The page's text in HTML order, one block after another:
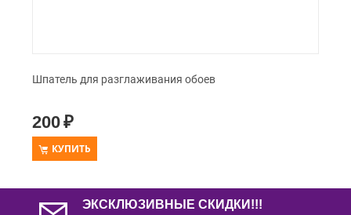
Шпатель для разглаживания обоев
200₽
КУПИТЬ
ЭКСКЛЮЗИВНЫЕ СКИДКИ!!!